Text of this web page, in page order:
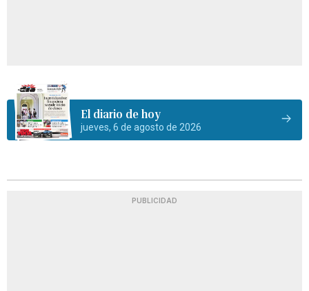
El diario de hoy
jueves, 6 de agosto de 2026
PUBLICIDAD